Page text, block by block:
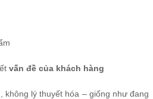
vấn đề của khách hàng
không lý thuyết hóa – giống như đang